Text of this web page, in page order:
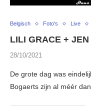
Belgisch Foto's Live
LILI GRACE +
28/10/2021
De grote dag was
Bogaerts zijn al méér